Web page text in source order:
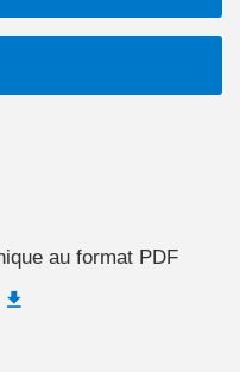
au format PDF